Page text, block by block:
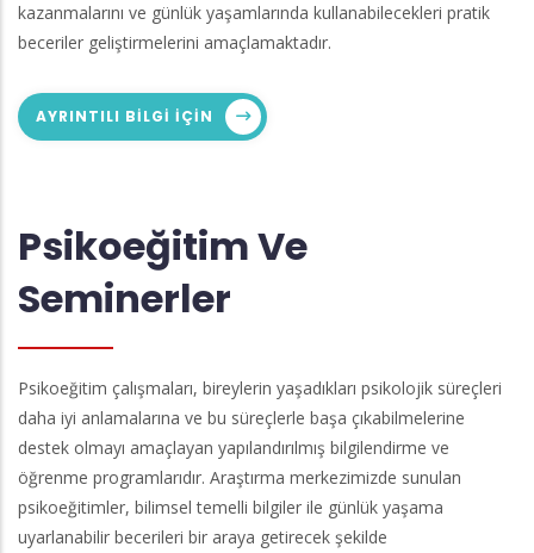
kazanmalarını ve günlük yaşamlarında kullanabilecekleri pratik
beceriler geliştirmelerini amaçlamaktadır.
AYRINTILI BILGI IÇIN
Psikoeğitim Ve
Seminerler
Psikoeğitim çalışmaları, bireylerin yaşadıkları psikolojik süreçleri
daha iyi anlamalarına ve bu süreçlerle başa çıkabilmelerine
destek olmayı amaçlayan yapılandırılmış bilgilendirme ve
öğrenme programlarıdır. Araştırma merkezimizde sunulan
psikoeğitimler, bilimsel temelli bilgiler ile günlük yaşama
uyarlanabilir becerileri bir araya getirecek şekilde